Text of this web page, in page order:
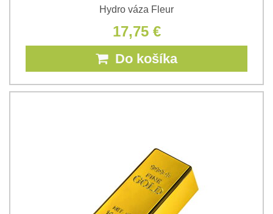
Hydro váza Fleur
17,75 €
Do košíka